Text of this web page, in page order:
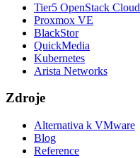
Tier5 OpenStack Cloud
Proxmox VE
BlackStor
QuickMedia
Kubernetes
Arista Networks
Zdroje
Alternativa k VMware
Blog
Reference